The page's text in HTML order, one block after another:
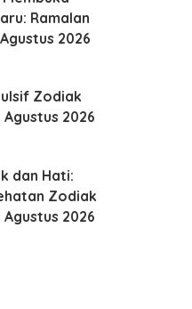
Ramalan
2026
Zodiak
2026
dan Hati:
Zodiak
2026